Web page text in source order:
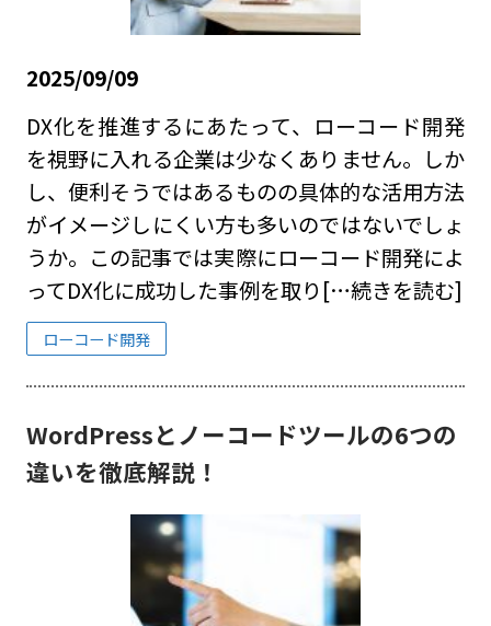
2025/09/09
DX化を推進するにあたって、ローコード開発
を視野に入れる企業は少なくありません。しか
し、便利そうではあるものの具体的な活用方法
がイメージしにくい方も多いのではないでしょ
うか。この記事では実際にローコード開発によ
ってDX化に成功した事例を取り […続きを読む]
ローコード開発
WordPressとノーコードツールの6つの
違いを徹底解説！